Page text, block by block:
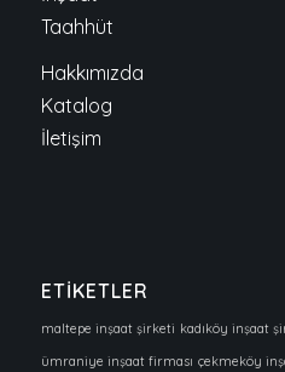
Taahhüt
Hakkımızda
Katalog
İletişim
ETİKETLER
maltepe inşaat şirketi kadıköy inşaat
ümraniye inşaat firması çekmeköy